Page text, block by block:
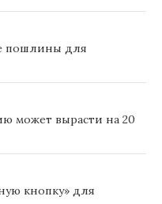
пошлины для
может вырасти на 20
кнопку» для